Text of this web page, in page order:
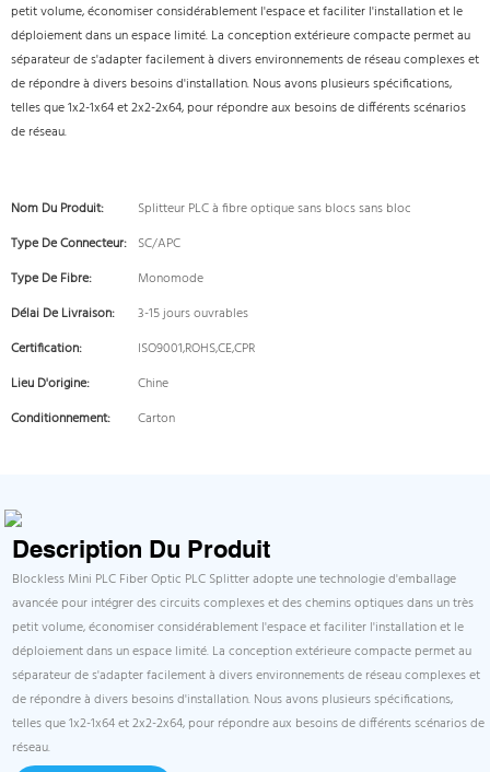
petit volume, économiser considérablement l'espace et faciliter l'installation et le
déploiement dans un espace limité. La conception extérieure compacte permet au
séparateur de s'adapter facilement à divers environnements de réseau complexes et
de répondre à divers besoins d'installation. Nous avons plusieurs spécifications,
telles que 1x2-1x64 et 2x2-2x64, pour répondre aux besoins de différents scénarios
de réseau.
Nom Du Produit:
Splitteur PLC à fibre optique sans blocs sans bloc
Type De Connecteur: SC/APC
Type De Fibre:
Monomode
Délai De Livraison:
3-15 jours ouvrables
Certification:
ISO9001,ROHS,CE,CPR
Lieu D'origine:
Chine
Conditionnement:
Carton
Description Du Produit
Blockless Mini PLC Fiber Optic PLC Splitter adopte une technologie d'emballage
avancée pour intégrer des circuits complexes et des chemins optiques dans un très
petit volume, économiser considérablement l'espace et faciliter l'installation et le
déploiement dans un espace limité. La conception extérieure compacte permet au
séparateur de s'adapter facilement à divers environnements de réseau complexes et
de répondre à divers besoins d'installation. Nous avons plusieurs spécifications,
telles que 1x2-1x64 et 2x2-2x64, pour répondre aux besoins de différents scénarios de
réseau.